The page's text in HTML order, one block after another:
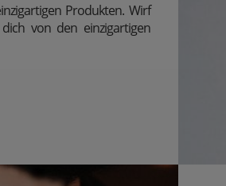
Produkten. Wirf
von den einzigartigen